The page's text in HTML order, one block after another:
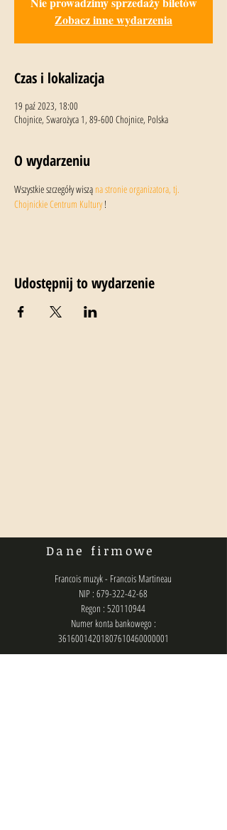
Zobacz inne wydarzenia
Czas i lokalizacja
19 paź 2023, 18:00
Chojnice, Swarożyca 1, 89-600 Chojnice, Polska
O wydarzeniu
Wszystkie szczegóły wiszą na stronie organizatora, tj.
Chojnickie Centrum Kultury !
Udostępnij to wydarzenie
Dane firmowe
Francois muzyk - Francois Martineau
NIP : 679-322-42-68
Regon : 520110944
Numer konta bankowego :
36160014201807610460000001